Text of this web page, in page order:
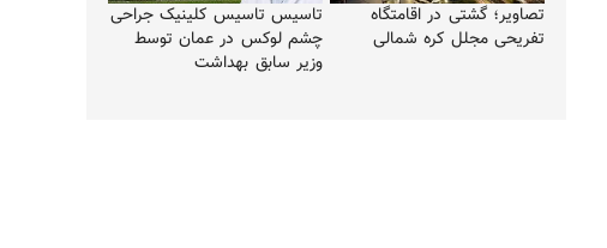
تاسیس تاسیس کلینیک جراحی
چشم لوکس در عمان توسط
وزیر سابق بهداشت
تصاویر؛ گشتی در اقامتگاه
تفریحی مجلل کره شمالی